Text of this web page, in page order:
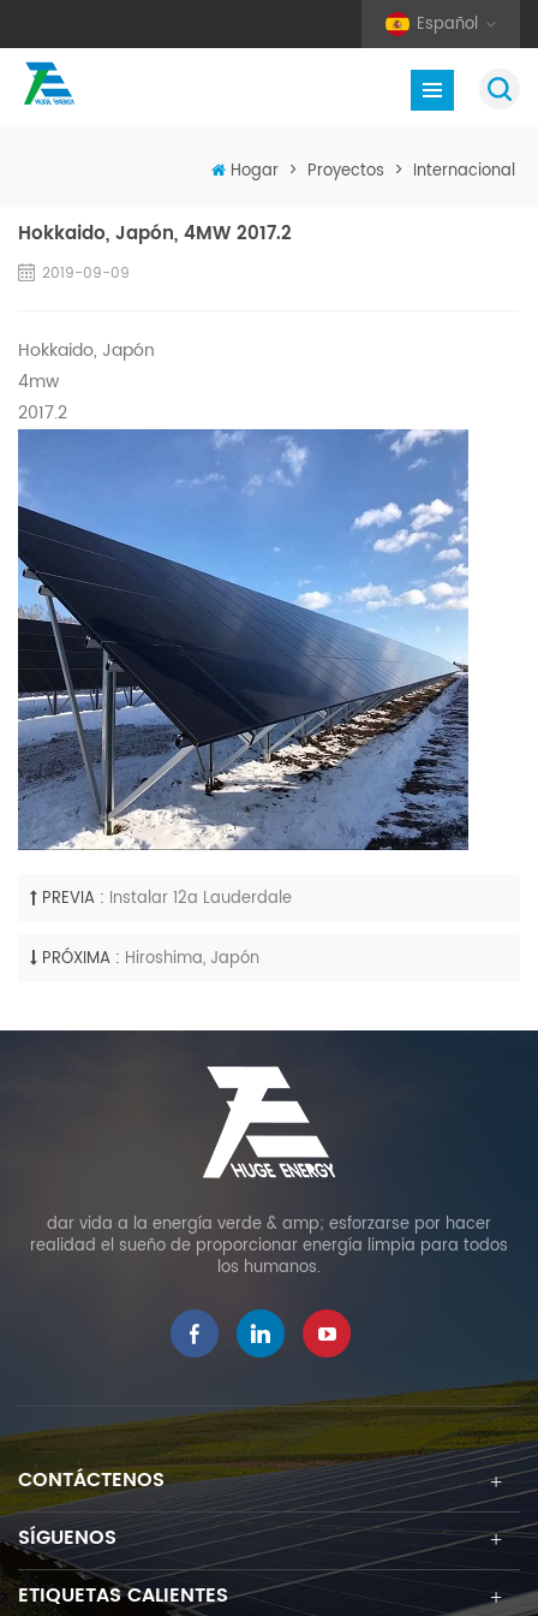
Español
Hogar > Proyectos > Internacional
Hokkaido, Japón, 4MW 2017.2
2019-09-09
Hokkaido, Japón
4mw
2017.2
PREVIA : Instalar 12a Lauderdale
PRÓXIMA : Hiroshima, Japón
dar vida a la energía verde & amp; esforzarse por hacer
realidad el sueño de proporcionar energía limpia para todos
los humanos.
CONTÁCTENOS
SÍGUENOS
ETIQUETAS CALIENTES